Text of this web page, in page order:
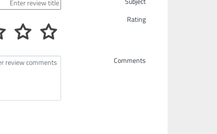
Rating
Comments